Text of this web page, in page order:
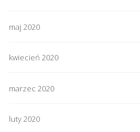
maj 2020
kwiecień 2020
marzec 2020
luty 2020